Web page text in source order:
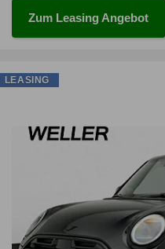
Zum Leasing Angebot
LEASING